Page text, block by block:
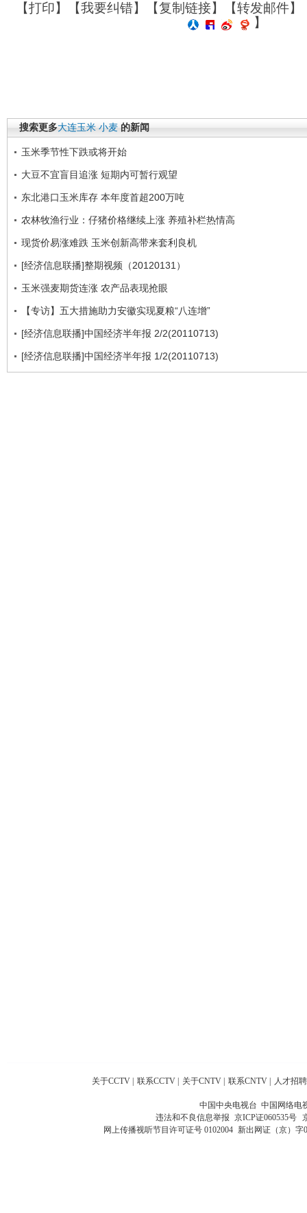
【打印】【我要纠错】【复制链接】【转发邮件】
】
搜索更多大连玉米 小麦 的新闻
玉米季节性下跌或将开始
大豆不宜盲目追涨 短期内可暂行观望
东北港口玉米库存 本年度首超200万吨
农林牧渔行业：仔猪价格继续上涨 养殖补栏热情高
现货价易涨难跌 玉米创新高带来套利良机
[经济信息联播]整期视频（20120131）
玉米强麦期货连涨 农产品表现抢眼
【专访】五大措施助力安徽实现夏粮“八连增”
[经济信息联播]中国经济半年报 2/2(20110713)
[经济信息联播]中国经济半年报 1/2(20110713)
关于CCTV 联系CCTV 关于CNTV 联系CNTV 人才招聘
中国中央电视台 中国网络电
违法和不良信息举报 京ICP证060535号
网上传播视听节目许可证号 0102004 新出网证（京）